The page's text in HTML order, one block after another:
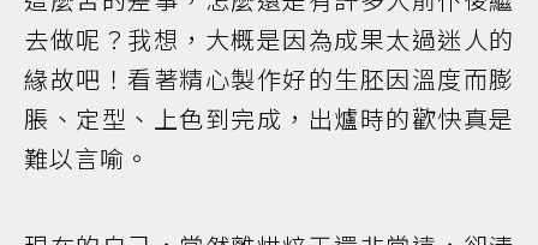
去做呢？我想，大概是因為成果太過迷人的
緣故吧！看著精心製作好的生胚因溫度而膨
脹、定型、上色到完成，出爐時的歡快真是
難以言喻。